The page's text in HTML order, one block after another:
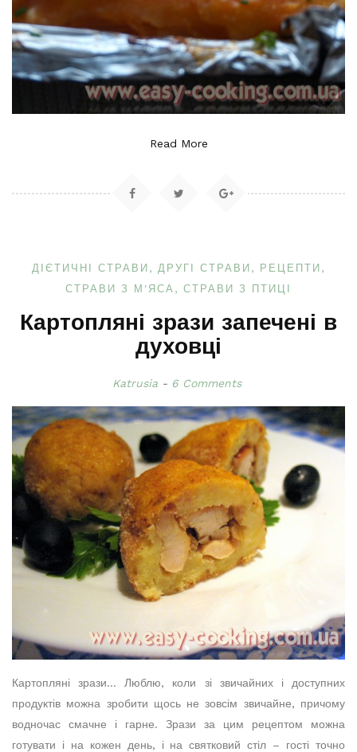
Read More
ДІЄТИЧНІ СТРАВИ ДРУГІ СТРАВИ
РЕЦЕПТИ
СТРАВИ З М'ЯСА
СТРАВИ З ПТИЦІ
Картопляні зрази запечені в
духовці
Katrusia 6 Comments
Картопляні зрази… Люблю, коли зі звичайних і доступних
продуктів можна зробити щось не зовсім звичайне, причому
водночас смачне і гарне. Зрази за цим рецептом можна
готувати і на кожен день, і на святковий стіл – гості точно